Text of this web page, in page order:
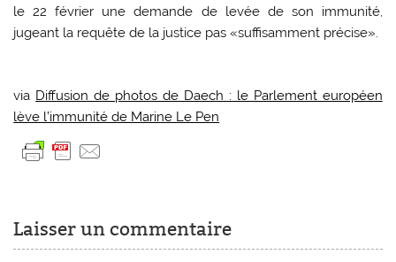
le 22 février une demande de levée de son immunité,
jugeant la requête de la justice pas «suffisamment précise».
via Diffusion de photos de Daech : le Parlement européen
lève l’immunité de Marine Le Pen
Laisser un commentaire